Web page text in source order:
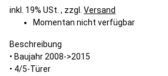
inkl. 19% USt. , zzgl. Versand
Momentan nicht verfügbar
Beschreibung
• Baujahr 2008->2015
• 4/5-Türer